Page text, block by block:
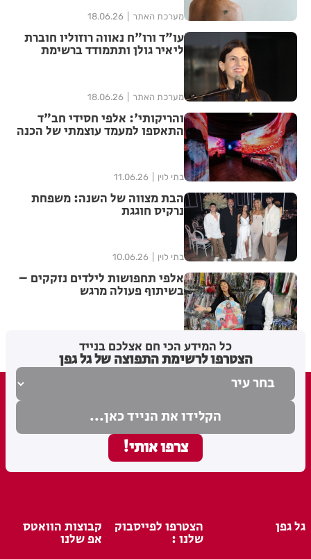
מערכת האתר 18.06.26
עו"ד ורו"ח נאווה רוזוליו חוברת
ליאיר גולן ותתמודד ברשימת
מערכת האתר 18.06.26
והריקותי': אלפי חסידי חב"ד
התאספו למעמד עוצמתי של הכנה
בתי לוין 11.06.26
הבת מצווה של השנה: משפחת
נרקיס חוגגת
בתי לוין 10.06.26
אלפי תחפושות לילדים נזקקים –
בשיתוף פעולה מרגש
כל המידע הכי חם אצלכם בנייד
הצטרפו לרשימת התפוצה של גל גפן
גל גפן הצטרפו לפייסבוק
שלנו :
קבוצות הוואטס
אפ שלנו